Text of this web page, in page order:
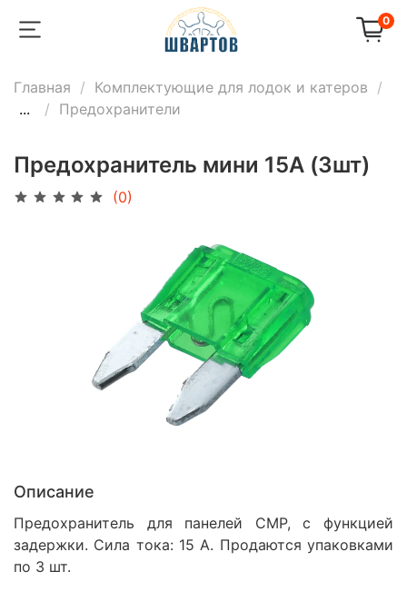
0
Главная
Комплектующие для лодок и катеров
...
Предохранители
Предохранитель мини 15А (3шт)
(0)
Описание
Предохранитель для панелей CMP, с функцией
задержки. Сила тока: 15 А. Продаются упаковками
по 3 шт.